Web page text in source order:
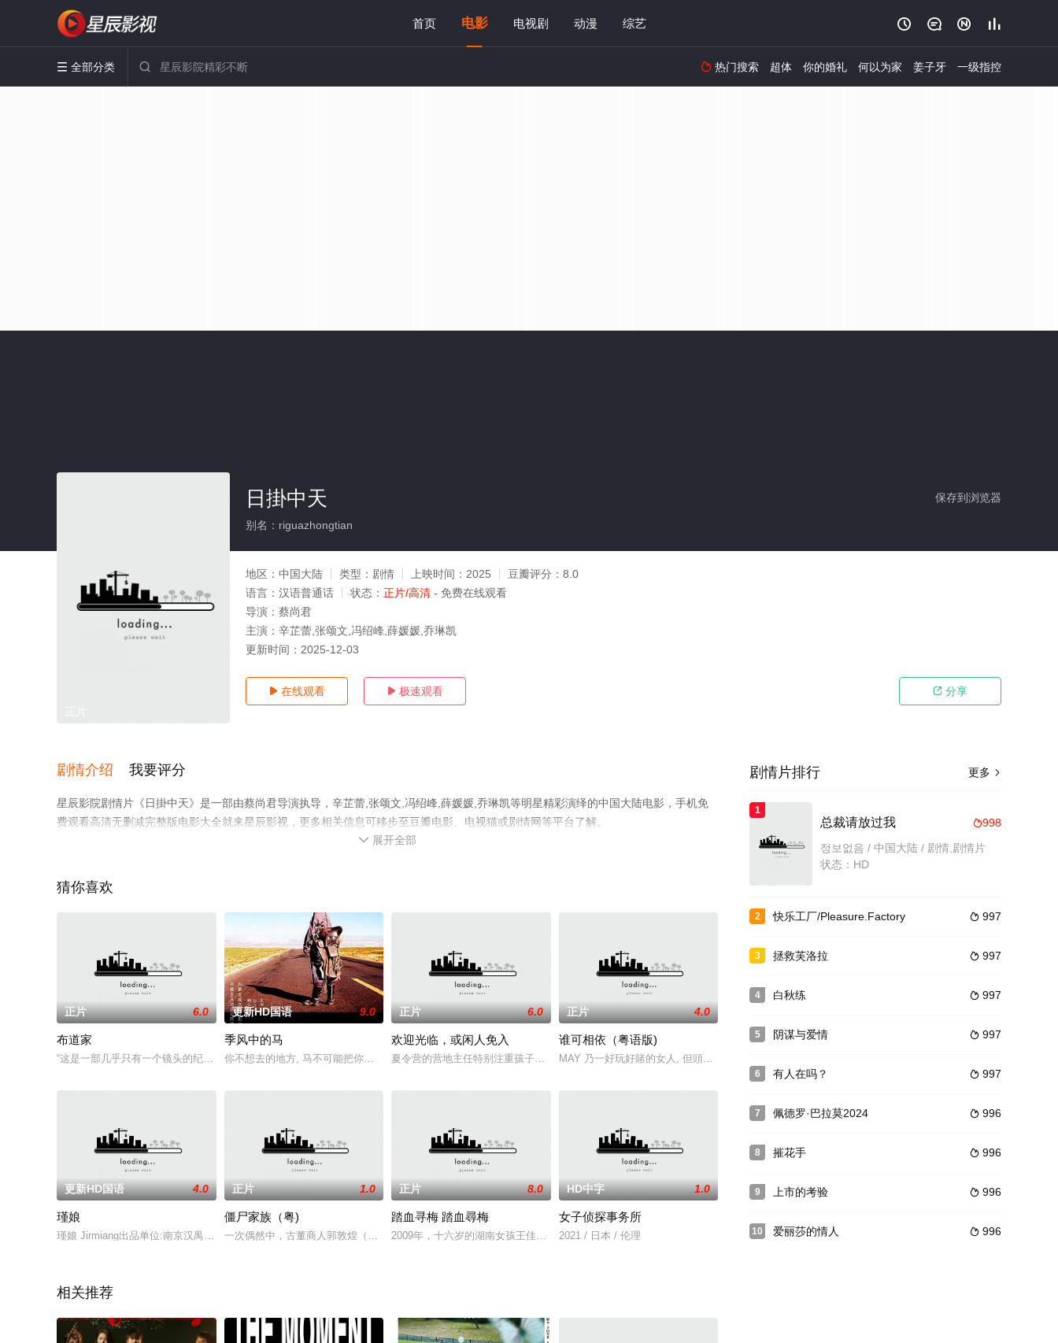
首页 电影 电视剧 动漫 综艺    
 全部分类   热门搜索 超体 你的婚礼 何以为家 姜子牙 一级指控
保存到浏览器
日掛中天
别名：riguazhongtian
地区： 中国大陆 类型： 剧情 上映时间： 2025 豆瓣评分： 8.0
语言： 汉语普通话 状态： 正片/高清 - 免费在线观看
导演： 蔡尚君
主演： 辛芷蕾,张颂文,冯绍峰,薛媛媛,乔琳凯
更新时间： 2025-12-03
 在线观看  极速观看  分享
剧情介绍 我要评分
星辰影院剧情片《日掛中天》是一部由蔡尚君导演执导，辛芷蕾,张颂文,冯绍峰,薛媛媛,乔琳凯等明星精彩演绎的中国大陆电影，手机免
费观看高清无删减完整版电影大全就来星辰影视，更多相关信息可移步至豆瓣电影、电视猫或剧情网等平台了解。
 展开全部
猜你喜欢
正片 6.0
布道家
“这是一部几乎只有一个镜头的纪录片，纯粹得无与伦比。休伊是纽约布鲁克林的教士。他布道，从开始的平静，到逐渐
更新HD国语 9.0
季风中的马
你不想去的地方, 马不可能把你驮去, 但你想去的地方, 就必须得马驮。所以, 在今天看来, 马已经不是蒙古
正片 6.0
欢迎光临，或闲人免入
夏令营的营地主任特别注重孩子们的人身安全，于是定下了严厉规矩，并且认为一旦违反规条，意外就会发生。其中一个
正片 4.0
谁可相依（粤语版)
MAY 乃一好玩好賭的女人, 但頭腦簡單, 易信人. 有義氣, 故常三更貧五更富生活起居亂作一團. MAY
更新HD国语 4.0
瑾娘
瑾娘 Jirmiang出品单位:南京汉禺影视制作 有限公司摄制单位:南京汉禺影视制作 有限公司通过日期:2
正片 1.0
僵尸家族（粤)
一次偶然中，古董商人郭敦煌（钟发 饰）和其徒弟发现了一座古墓，墓中躺着三具额头上贴有符纸的僵尸，在僵尸的身
正片 8.0
踏血寻梅 踏血尋梅
2009年，十六岁的湖南女孩王佳梅（春夏 饰）追随改嫁的妈妈和姐姐的脚步来到了香港，全新而陌生的环境，她感
HD中字 1.0
女子侦探事务所
2021 / 日本 / 伦理
相关推荐
更多 
剧情片排行
1
998
总裁请放过我
정보없음 / 中国大陆 / 剧情,剧情片
状态：HD
2  997
快乐工厂/Pleasure.Factory
3  997
拯救芙洛拉
4  997
白秋练
5  997
阴谋与爱情
6  997
有人在吗？
7  996
佩德罗·巴拉莫2024
8  996
摧花手
9  996
上市的考验
10  996
爱丽莎的情人